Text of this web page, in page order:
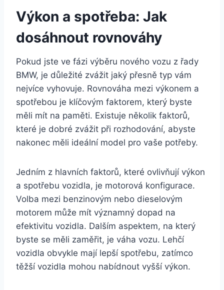
Výkon a spotřeba: Jak
dosáhnout rovnováhy
Pokud jste ve fázi výběru nového vozu z řady
BMW, je důležité zvážit jaký přesně typ vám
nejvíce vyhovuje. Rovnováha mezi výkonem a
spotřebou je klíčovým faktorem, který byste
měli mít na paměti. Existuje několik faktorů,
které je dobré zvážit při rozhodování, abyste
nakonec měli ideální model pro vaše potřeby.
Jedním z hlavních faktorů, které ovlivňují výkon
a spotřebu vozidla, je motorová konfigurace.
Volba mezi benzinovým nebo dieselovým
motorem může mít významný dopad na
efektivitu vozidla. Dalším aspektem, na který
byste se měli zaměřit, je váha vozu. Lehčí
vozidla obvykle mají lepší spotřebu, zatímco
těžší vozidla mohou nabídnout vyšší výkon.